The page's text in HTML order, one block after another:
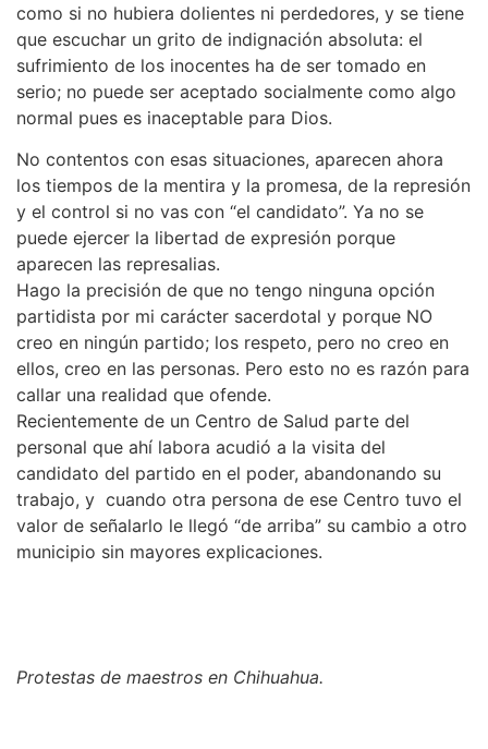
como si no hubiera dolientes ni perdedores, y se tiene
que escuchar un grito de indignación absoluta: el
sufrimiento de los inocentes ha de ser tomado en
serio; no puede ser aceptado socialmente como algo
normal pues es inaceptable para Dios.
No contentos con esas situaciones, aparecen ahora
los tiempos de la mentira y la promesa, de la represión
y el control si no vas con “el candidato”. Ya no se
puede ejercer la libertad de expresión porque
aparecen las represalias.
Hago la precisión de que no tengo ninguna opción
partidista por mi carácter sacerdotal y porque NO
creo en ningún partido; los respeto, pero no creo en
ellos, creo en las personas. Pero esto no es razón para
callar una realidad que ofende.
Recientemente de un Centro de Salud parte del
personal que ahí labora acudió a la visita del
candidato del partido en el poder, abandonando su
trabajo, y cuando otra persona de ese Centro tuvo el
valor de señalarlo le llegó “de arriba” su cambio a otro
municipio sin mayores explicaciones.
Protestas de maestros en Chihuahua.